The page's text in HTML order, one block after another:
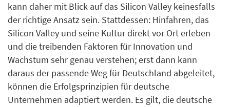
kann daher mit Blick auf das Silicon Valley keinesfalls
der richtige Ansatz sein. Stattdessen: Hinfahren, das
Silicon Valley und seine Kultur direkt vor Ort erleben
und die treibenden Faktoren für Innovation und
Wachstum sehr genau verstehen; erst dann kann
daraus der passende Weg für Deutschland abgeleitet,
können die Erfolgsprinzipien für deutsche
Unternehmen adaptiert werden. Es gilt, die deutsche